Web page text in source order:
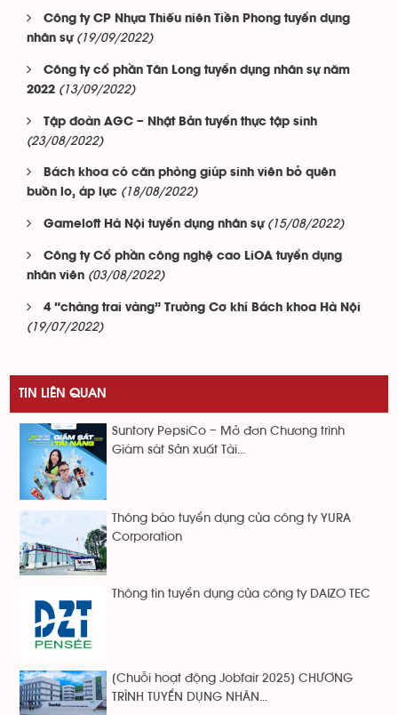
Công ty CP Nhựa Thiếu niên Tiền Phong tuyển dụng
nhân sự (19/09/2022)
Công ty cổ phần Tân Long tuyển dụng nhân sự năm
2022 (13/09/2022)
Tập đoàn AGC – Nhật Bản tuyển thực tập sinh
(23/08/2022)
Bách khoa có căn phòng giúp sinh viên bỏ quên
buồn lo, áp lực (18/08/2022)
Gameloft Hà Nội tuyển dụng nhân sự (15/08/2022)
Công ty Cổ phần công nghệ cao LiOA tuyển dụng
nhân viên (03/08/2022)
4 “chàng trai vàng” Trường Cơ khí Bách khoa Hà Nội
(19/07/2022)
TIN LIÊN QUAN
Suntory PepsiCo – Mở đơn Chương trình
Giám sát Sản xuất Tài...
Thông báo tuyển dụng của công ty YURA
Corporation
Thông tin tuyển dụng của công ty DAIZO TEC
[Chuỗi hoạt động Jobfair 2025] CHƯƠNG
TRÌNH TUYỂN DỤNG NHÂN...